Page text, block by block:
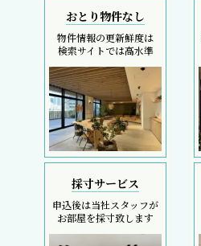
おとり物件なし
物件情報の更新鮮度は
検索サイトでは高水準
採寸サービス
申込後は当社スタッフが
お部屋を採寸致します